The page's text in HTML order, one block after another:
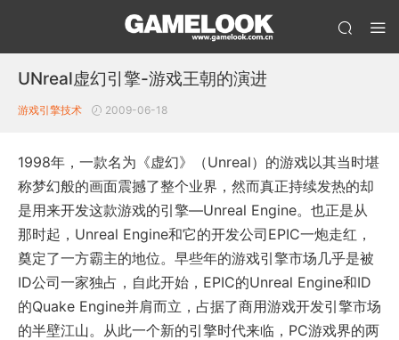
UNreal虚幻引擎-游戏王朝的演进
游戏引擎技术 2009-06-18
1998年，一款名为《虚幻》（Unreal）的游戏以其当时堪
称梦幻般的画面震撼了整个业界，然而真正持续发热的却
是用来开发这款游戏的引擎—Unreal Engine。也正是从
那时起，Unreal Engine和它的开发公司EPIC一炮走红，
奠定了一方霸主的地位。早些年的游戏引擎市场几乎是被
ID公司一家独占，自此开始，EPIC的Unreal Engine和ID
的Quake Engine并肩而立，占据了商用游戏开发引擎市场
的半壁江山。从此一个新的引擎时代来临，PC游戏界的两